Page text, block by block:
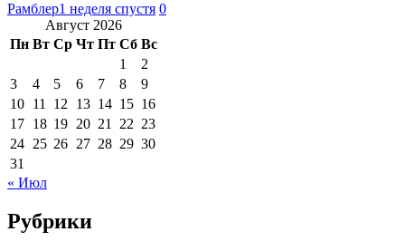
Рамблер1 неделя спустя 0
Август 2026
Пн Вт Ср Чт Пт Сб Вс
1
2
3
4 5 6 7 8
9
10 11 12 13 14 15 16
17 18 19 20 21 22 23
24 25 26 27 28 29 30
31
« Июл
Рубрики